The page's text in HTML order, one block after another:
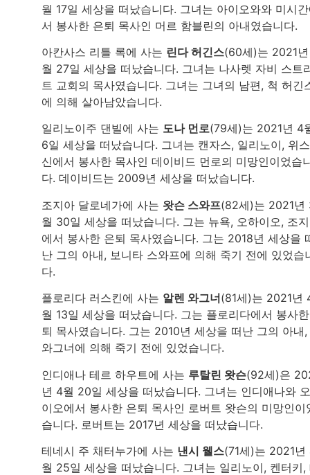
월 17일 세상을 떠났습니다. 그녀는 아이오와와 미시
서 봉사한 은퇴 목사인 머르 함블린의 아내였습니다.
아칸사스 리틀 록에 사는 린다 허긴스(60세)는 2021
월 27일 세상을 떠났습니다. 그녀는 나사렛 자비 스트
트 교회의 목사였습니다. 그녀는 그녀의 남편, 척 허긴
에 의해 살아남았습니다.
일리노이주 댄빌에 사는 도나 먼로(79세)는 2021년 4
6일 세상을 떠났습니다. 그녀는 캔자스, 일리노이, 위
신에서 봉사한 목사인 데이비드 먼로의 미망인이었습
다. 데이비드는 2009년 세상을 떠났습니다.
조지아 달로네가에 사는 왓슨 스와프(82세)는 2021년
월 30일 세상을 떠났습니다. 그는 뉴욕, 오하이오, 조
에서 봉사한 은퇴 목사였습니다. 그는 2018년 세상을
난 그의 아내, 보니타 스와프에 의해 죽기 전에 있었습
다.
플로리다 러스킨에 사는 알렌 와그너(81세)는 2021년
월 13일 세상을 떠났습니다. 그는 플로리다에서 봉사
퇴 목사였습니다. 그는 2010년 세상을 떠난 그의 아내,
와그너에 의해 죽기 전에 있었습니다.
인디애나 테르 하우트에 사는 루탈린 왓슨(92세)은
년 4월 20일 세상을 떠났습니다. 그녀는 인디애나와
이오에서 봉사한 은퇴 목사인 로버트 왓슨의 미망인이
습니다. 로버트는 2017년 세상을 떠났습니다.
테네시 주 채터누가에 사는 낸시 웰스(71세)는 2021년
월 25일 세상을 떠났습니다. 그녀는 일리노이, 켄터키,